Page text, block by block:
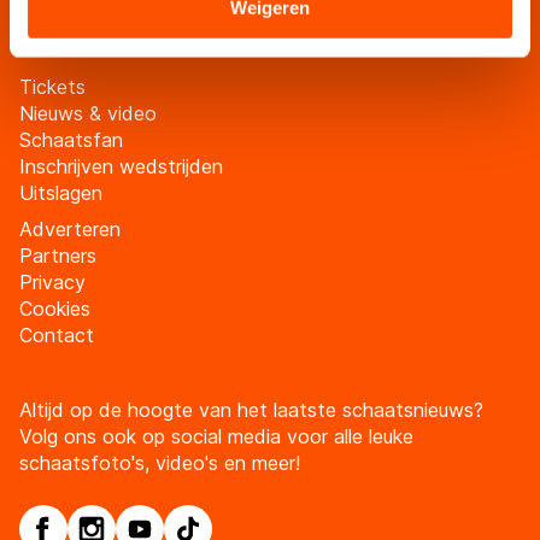
Sommige partners kunnen gegevens doorgeven aan
landen buiten de EU, zoals de VS, waar mogelijk geen
adequaat beschermingsniveau geldt volgens de GDPR.
Door op ‘Toestaan’ te klikken, stemt u in met deze
overdracht. Meer informatie vindt u in ons
Weigeren
Tickets
Nieuws & video
Schaatsfan
Inschrijven wedstrijden
Uitslagen
Adverteren
Partners
Privacy
Cookies
Contact
Altijd op de hoogte van het laatste schaatsnieuws?
Volg ons ook op social media voor alle leuke
schaatsfoto's, video's en meer!